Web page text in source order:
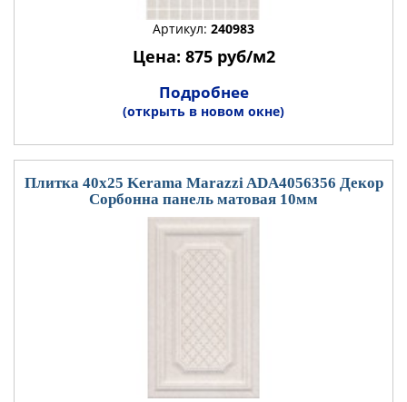
Артикул: 240983
Цена: 875 руб/м2
Подробнее
(открыть в новом окне)
Плитка 40x25 Kerama Marazzi ADA4056356 Декор
Сорбонна панель матовая 10мм